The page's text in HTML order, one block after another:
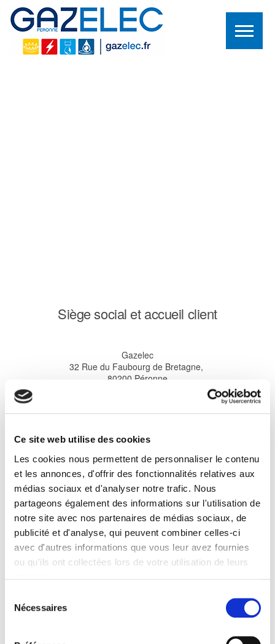
Ce site web utilise des cookies
Les cookies nous permettent de personnaliser le contenu
et les annonces, d'offrir des fonctionnalités relatives aux
médias sociaux et d'analyser notre trafic. Nous
partageons également des informations sur l'utilisation de
notre site avec nos partenaires de médias sociaux, de
publicité et d'analyse, qui peuvent combiner celles-ci
avec d'autres informations que vous leur avez fournies
ou qu'ils ont collectées lors de votre utilisation de leurs
Nécessaires
Siège social et accueil client
Gazelec
32 Rue du Faubourg de Bretagne,
80200 Péronne
Horaires d'ouverture
du Lundi au Jeudi: 8 h45 - 12h00 / 13h30 - 16h30
le Vendredi : 8h45 - 12h00 / 13h30 - 15h45
Formulaire de Contact
Nom*